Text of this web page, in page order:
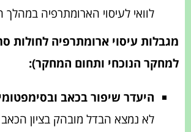
לוואי לעיסוי הארומתרפיה במהלך
מגבלות עיסוי ארומתרפיה לחולות
למחקר הנוכחי ותחום המחקר):
היעדר שיפור בכאב
לא נמצא הבדל מובהק בציון הכאב